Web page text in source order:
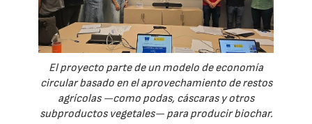
El proyecto parte de un modelo de economía
circular basado en el aprovechamiento de restos
agrícolas —como podas, cáscaras y otros
subproductos vegetales— para producir biochar.